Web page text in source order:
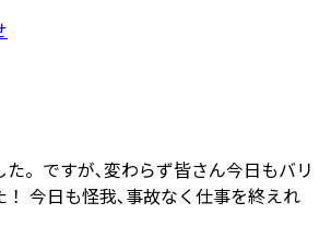
。ですが､変わらず皆さん今日もバリ
今日も怪我､事故なく仕事を終えれ